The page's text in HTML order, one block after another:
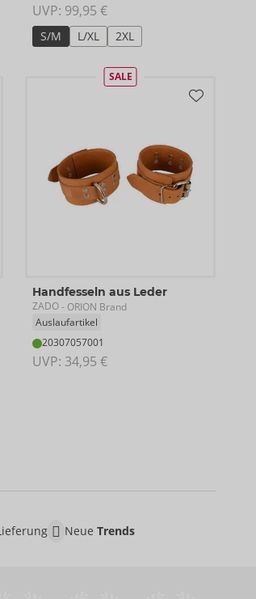
UVP: 99,95 €
S/M L/XL 2XL
SALE
Handfesseln aus Leder
ZADO- ORION Brand
Auslaufartikel
20307057001
UVP: 34,95 €
Neue Trends